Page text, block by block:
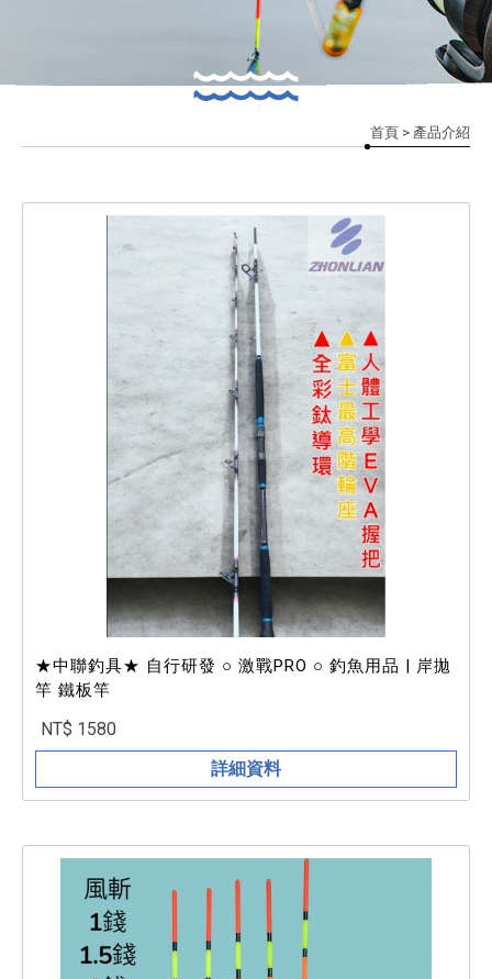
首頁 > 產品介紹
★中聯釣具★ 自行研發 ○ 激戰PRO ○ 釣魚用品 | 岸拋
竿 鐵板竿
NT$ 1580
詳細資料